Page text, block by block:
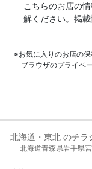
こちらのお店の
解ください。掲
※お気に入りのお店の保
ブラウザのプライベ
北海道・東北 のチラ
北海道青森県岩手県